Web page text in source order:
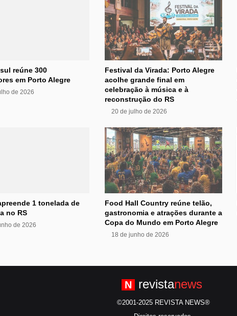
reúne 300
em Porto Alegre
de 2026
Festival da Virada: Porto Alegre
acolhe grande final em
celebração à música e à
reconstrução do RS
20 de julho de 2026
1 tonelada de
no RS
de 2026
Food Hall Country reúne telão,
gastronomia e atrações durante a
Copa do Mundo em Porto Alegre
18 de junho de 2026
N revistanews
©2001-2025 REVISTA NEWS®